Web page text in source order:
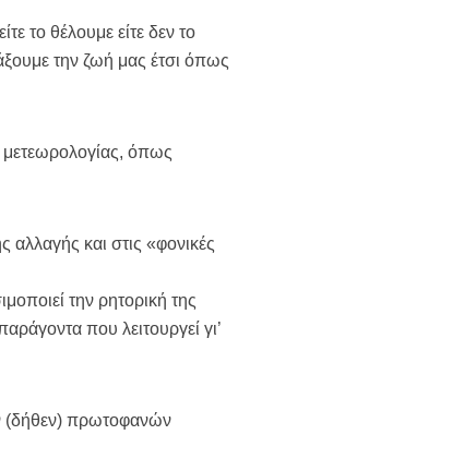
το θέλουμε είτε δεν το
την ζωή μας έτσι όπως
μετεωρολογίας, όπως
και στις «φονικές
την ρητορική της
που λειτουργεί γι’
(δήθεν) πρωτοφανών